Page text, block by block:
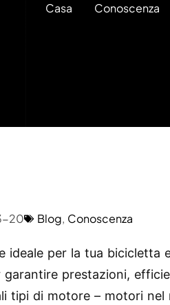
Casa Conoscenza
20 Blog, Conoscenza
ideale per la tua bicicletta
prestazioni,
tipi di motore – motori nel